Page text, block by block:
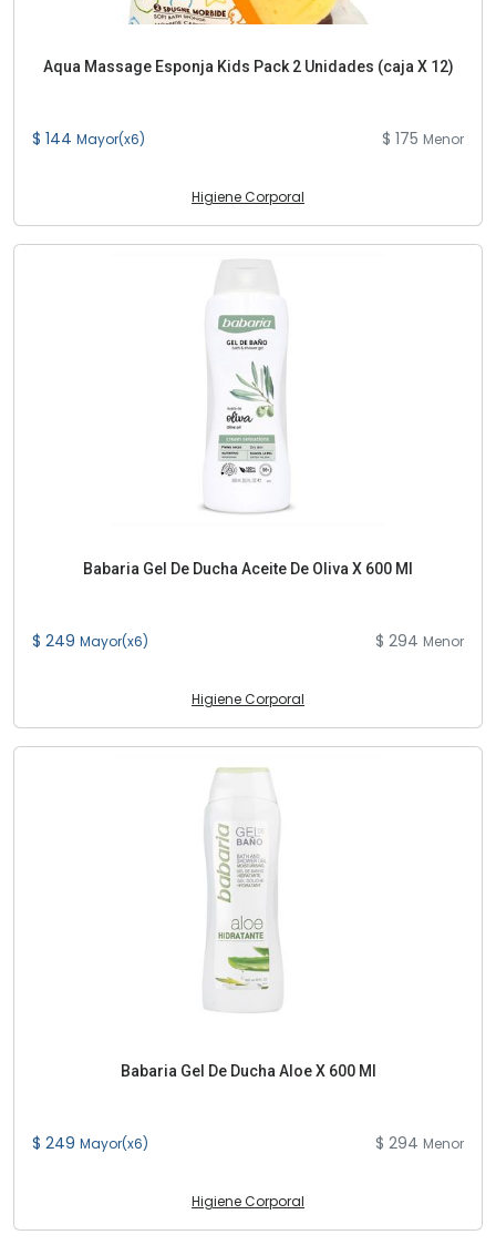
Aqua Massage Esponja Kids Pack 2 Unidades (caja X 12)
$ 144 Mayor(x6) $ 175 Menor
Higiene Corporal
Babaria Gel De Ducha Aceite De Oliva X 600 Ml
$ 249 Mayor(x6) $ 294 Menor
Higiene Corporal
Babaria Gel De Ducha Aloe X 600 Ml
$ 249 Mayor(x6) $ 294 Menor
Higiene Corporal